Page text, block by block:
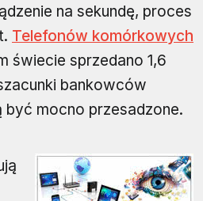
na sekundę, proces
Telefonów komórkowych
świecie sprzedano 1,6
bankowców
mocno przesadzone.